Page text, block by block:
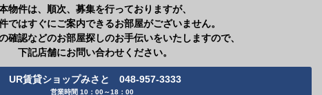
物件は、順次、募集を行っておりますが、
ではすぐにご案内できるお部屋がございません。
確認などのお部屋探しのお手伝いをいたしますので、
下記店舗にお問い合わせください。
UR賃貸ショップみさと 048-957-3333
営業時間 10：00～18：00